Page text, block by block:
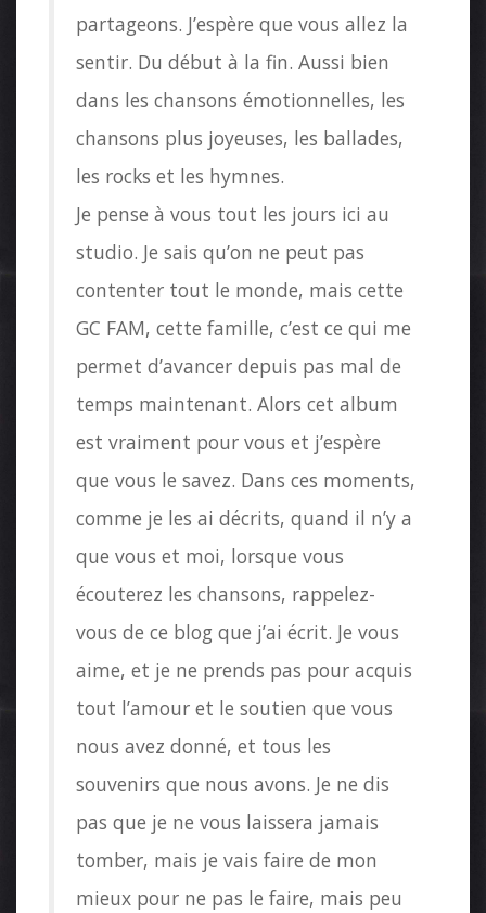
partageons. J’espère que vous allez la
sentir. Du début à la fin. Aussi bien
dans les chansons émotionnelles, les
chansons plus joyeuses, les ballades,
les rocks et les hymnes.
Je pense à vous tout les jours ici au
studio. Je sais qu’on ne peut pas
contenter tout le monde, mais cette
GC FAM, cette famille, c’est ce qui me
permet d’avancer depuis pas mal de
temps maintenant. Alors cet album
est vraiment pour vous et j’espère
que vous le savez. Dans ces moments,
comme je les ai décrits, quand il n’y a
que vous et moi, lorsque vous
écouterez les chansons, rappelez-
vous de ce blog que j’ai écrit. Je vous
aime, et je ne prends pas pour acquis
tout l’amour et le soutien que vous
nous avez donné, et tous les
souvenirs que nous avons. Je ne dis
pas que je ne vous laissera jamais
tomber, mais je vais faire de mon
mieux pour ne pas le faire, mais peu